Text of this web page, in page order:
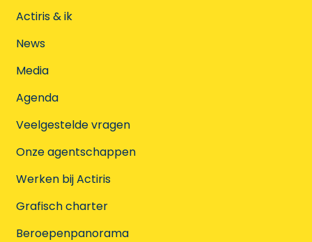
Actiris & ik
News
Media
Agenda
Veelgestelde vragen
Onze agentschappen
Werken bij Actiris
Grafisch charter
Beroepenpanorama